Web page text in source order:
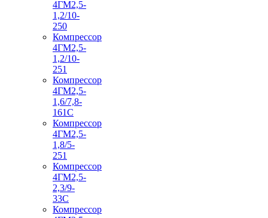
4ГМ2,5-
1,2/10-
250
Компрессор
4ГМ2,5-
1,2/10-
251
Компрессор
4ГМ2,5-
1,6/7,8-
161С
Компрессор
4ГМ2,5-
1,8/5-
251
Компрессор
4ГМ2,5-
2,3/9-
33С
Компрессор